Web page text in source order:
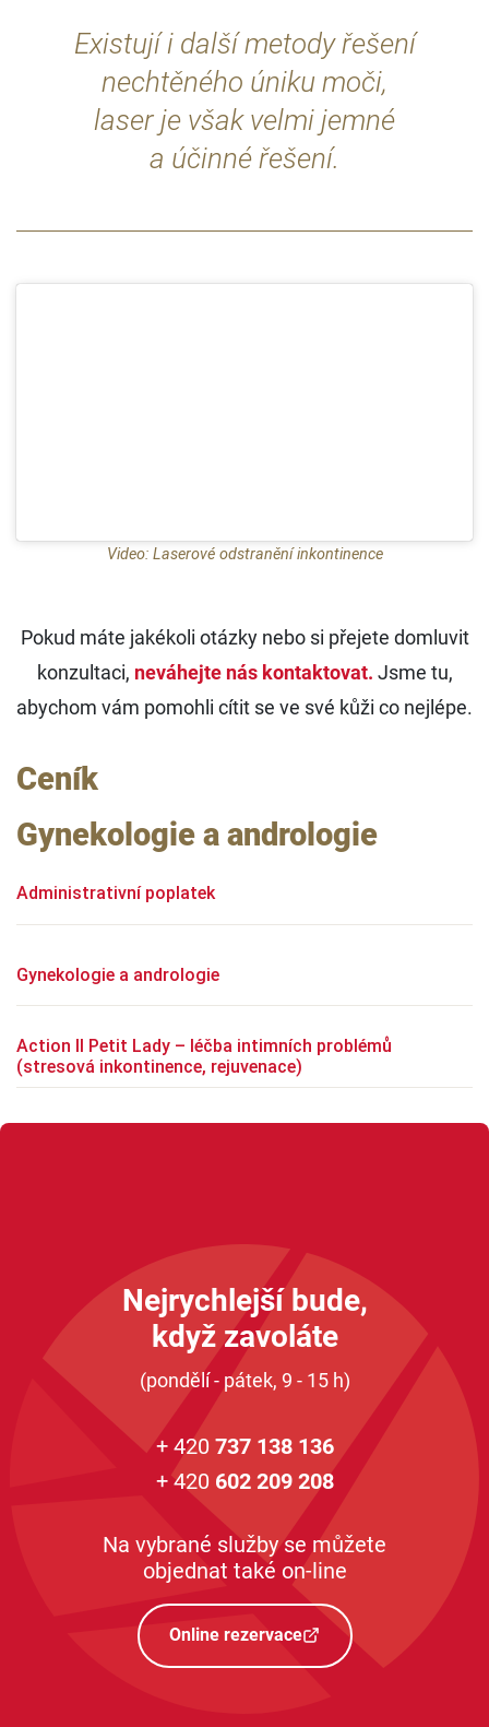
Existují i další metody řešení
nechtěného úniku moči,
laser je však velmi jemné
a účinné řešení.
Video: Laserové odstranění inkontinence
Pokud máte jakékoli otázky nebo si přejete domluvit
konzultaci, neváhejte nás kontaktovat. Jsme tu,
abychom vám pomohli cítit se ve své kůži co nejlépe.
Ceník
Gynekologie a andrologie
Administrativní poplatek
Gynekologie a andrologie
Action II Petit Lady – léčba intimních problémů
(stresová inkontinence, rejuvenace)
Nejrychlejší bude,
když zavoláte
(pondělí - pátek, 9 - 15 h)
+ 420 737 138 136
+ 420 602 209 208
Na vybrané služby se můžete
objednat také on-line
Online rezervace